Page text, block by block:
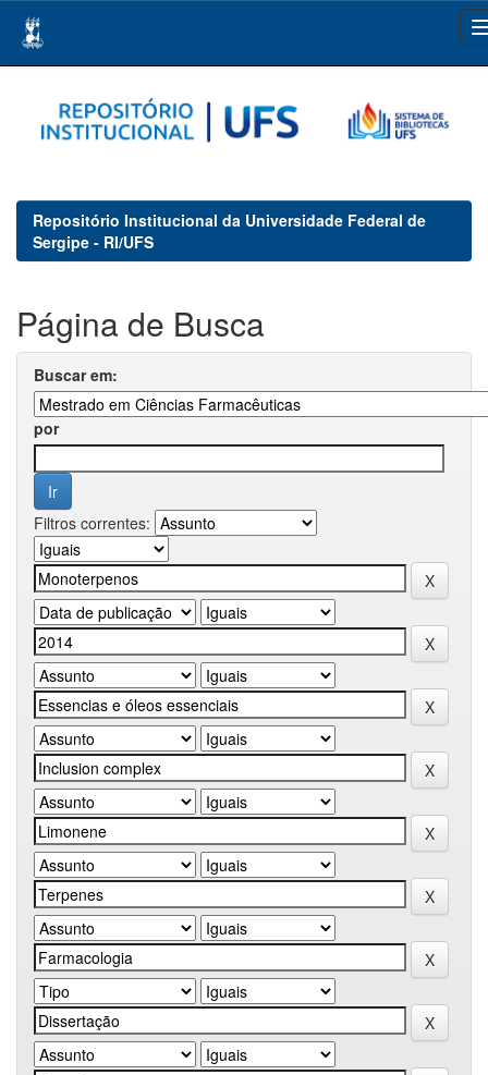
navigation
Repositório Institucional da Universidade Federal de
Sergipe - RI/UFS
Página de Busca
Buscar em:
por
Filtros correntes: